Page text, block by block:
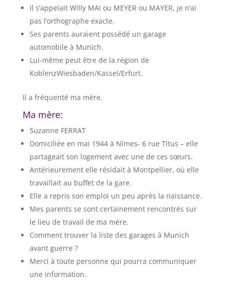
Il s’appelait Willy MAI ou MEYER ou MAYER, je n’ai
pas l’orthographe exacte.
Ses parents auraient possédé un garage
automobile à Munich.
Lui-même peut être de la région de
KoblenzWiesbaden/Kassel/Erfurt.
Il a fréquenté ma mère.
Ma mère:
Suzanne FERRAT
Domiciliée en mai 1944 à Nîmes- 6 rue Titus – elle
partageait son logement avec une de ces sœurs.
Antérieurement elle résidait à Montpellier, où elle
travaillait au buffet de la gare.
Elle a repris son emploi un peu après la naissance.
Mes parents se sont certainement rencontrés sur
le lieu de travail de ma mère.
Comment trouver la liste des garages à Munich
avant guerre ?
Merci à toute personne qui pourra communiquer
une information.